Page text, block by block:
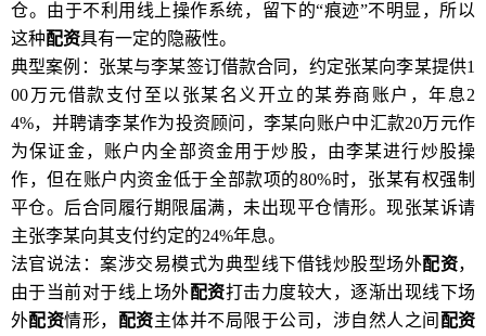
仓。由于不利用线上操作系统，留下的“痕迹”不明显，所以
这种配资具有一定的隐蔽性。
典型案例：张某与李某签订借款合同，约定张某向李某提供1
00万元借款支付至以张某名义开立的某券商账户，年息2
4%，并聘请李某作为投资顾问，李某向账户中汇款20万元作
为保证金，账户内全部资金用于炒股，由李某进行炒股操
作，但在账户内资金低于全部款项的80%时，张某有权强制
平仓。后合同履行期限届满，未出现平仓情形。现张某诉请
主张李某向其支付约定的24%年息。
法官说法：案涉交易模式为典型线下借钱炒股型场外配资，
由于当前对于线上场外配资打击力度较大，逐渐出现线下场
外配资情形， 配资主体并不局限于公司，涉自然人之间 配资